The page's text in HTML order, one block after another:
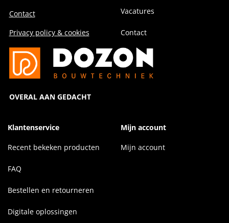
Contact
Privacy policy & cookies
OVERAL AAN GEDACHT
Vacatures
Contact
Klantenservice
Recent bekeken producten
FAQ
Bestellen en retourneren
Digitale oplossingen
Mijn account
Mijn account